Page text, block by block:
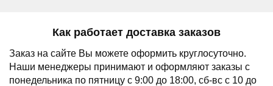
Как работает доставка заказов
Заказ на сайте Вы можете оформить круглосуточно.
Наши менеджеры принимают и оформляют заказы с
понедельника по пятницу с 9:00 до 18:00, сб-вс с 10 до